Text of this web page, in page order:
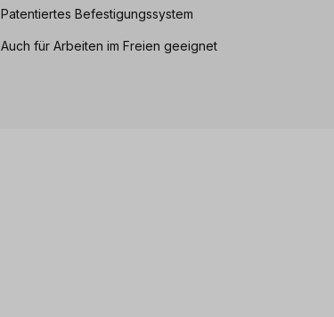
Patentiertes Befestigungssystem
Auch für Arbeiten im Freien geeignet